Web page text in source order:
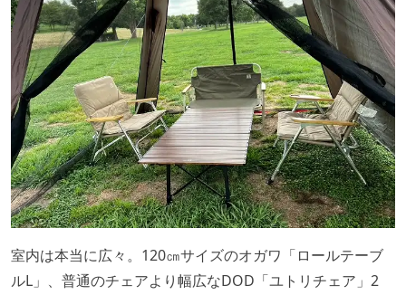
室内は本当に広々。120㎝サイズのオガワ「ロールテーブ
ルL」、普通のチェアより幅広なDOD「ユトリチェア」2